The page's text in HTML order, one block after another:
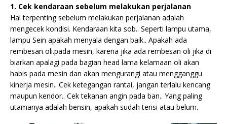
1. Cek kendaraan sebelum melakukan perjalanan
Hal terpenting sebelum melakukan perjalanan adalah
mengecek kondisi. Kendaraan kita sob.. Seperti lampu utama,
lampu Sein apakah menyala dengan baik.. Apakah ada
rembesan oli.pada mesin, karena jika ada rembesan oli jika di
biarkan apalagi pada bagian head lama kelamaan oli akan
habis pada mesin dan akan mengurangi atau mengganggu
kinerja mesin.. Cek ketegangan rantai, jangan terlalu kencang
maupun kendor.. Cek tekanan angin pada ban.. Yang paling
utamanya adalah bensin, apakah sudah terisi atau belum.